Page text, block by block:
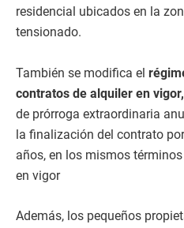
residencial ubicados en la
tensionado.
También se modifica el
contratos de alquiler en vigor,
de prórroga extraordinaria
la finalización del contrato
años, en los mismos
en vigor
Además, los pequeños